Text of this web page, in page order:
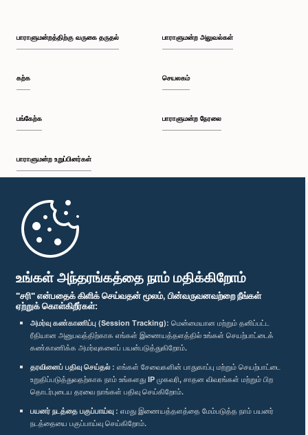
உங்கள் அந்தரங்கத்தை நாம் மதிக்கிறோம்
"சரி" என்பதைக் கிளிக் செய்வதன் மூலம், பின்வருவனவற்றை நீங்கள்
ஏற்றுக் கொள்கிறீர்கள்:
அமர்வு கண்காணிப்பு (Session Tracking): மென்மையான மற்றும் தனிப்பட்ட
ரீதியான அனுபவத்திற்காக எங்கள் இணையத்தளத்தில் உங்கள் செயற்பாட்டைக்
கண்காணிக்க அமர்வுகளைப் பயன்படுத்துகிறோம்.
தரவினைப் பதிவு செய்தல் : எங்கள் சேவைகளின் பாதுகாப்பு மற்றும் செயற்பாட்டை
உறுதிப்படுத்துவதற்காக நாம் உங்களது IP முகவரி, சாதன விவரங்கள் மற்றும் பிற
தொடர்புடைய தரவை நாங்கள் பதிவு செய்கிறோம்.
பயனர் நடத்தை பகுப்பாய்வு : எமது இணையத்தளத்தை மேம்படுத்த நாம் பயனர்
நடத்தையை பகுப்பாய்வு செய்கிறோம்.
பாராளுமன்றத்திற்கு வருகை தருதல்
கற்க
பங்கேற்க
பாராளுமன்ற உறுப்பினர்கள்
முதற்பக்கம்
பாராளுமன்ற அலுவல்கள்
செயலகம்
பாராளுமன்ற நேரலை
பாராளுமன்ற கையடக்க செயலி
எம்மை பின்தொடர்க :
விருதுகள்
தனியுரிமைக் கொள்கை